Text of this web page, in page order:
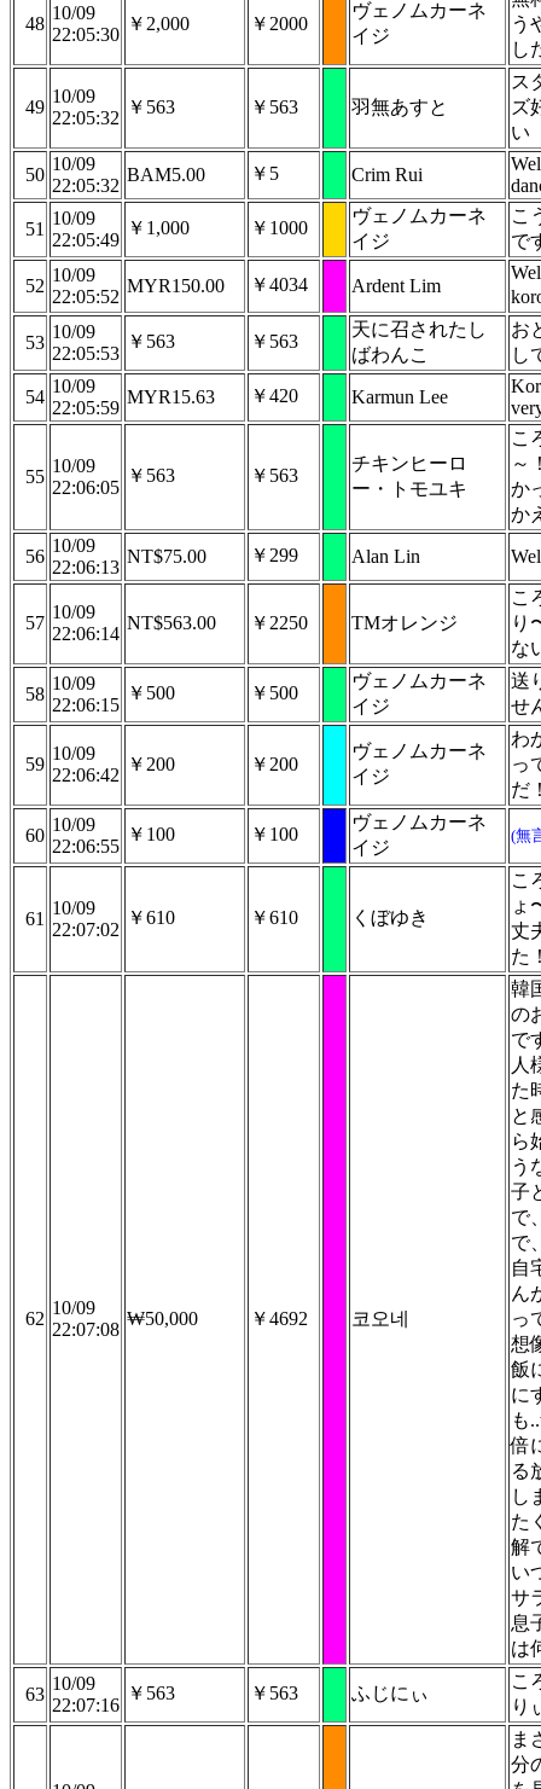
48
10/09
22:05:30
￥2,000 ￥2000
ヴェノムカーネ
イジ
う
し
49
10/09
22:05:32
￥563 ￥563 羽無あすと
ス
ズ
い
50
10/09
22:05:32
BAM5.00 ￥5 Crim Rui
51
10/09
22:05:49
￥1,000 ￥1000
ヴェノムカーネ
イジ
こ
で
52
10/09
22:05:52
MYR150.00 ￥4034 Ardent Lim
53
10/09
22:05:53
￥563 ￥563
天に召されたし
ばわんこ
お
し
54
10/09
22:05:59
MYR15.63 ￥420 Karmun Lee
55
10/09
22:06:05
￥563 ￥563
チキンヒーロ
ー・トモユキ
こ
～
か
か
56
10/09
22:06:13
NT$75.00 ￥299 Alan Lin
57
10/09
22:06:14
NT$563.00 ￥2250 TMオレンジ
こ
り
な
58
10/09
22:06:15
￥500 ￥500
ヴェノムカーネ
イジ
送
せ
59
10/09
22:06:42
￥200 ￥200
ヴェノムカーネ
イジ
わ
っ
だ
60
10/09
22:06:55
￥100 ￥100
ヴェノムカーネ
イジ
(無
61
10/09
22:07:02
￥610 ￥610 くぼゆき
こ
ょ
丈
た
62
10/09
22:07:08
₩50,000 ￥4692 코오네
韓
の
で
人
た
と
ら
う
子
で
で
自
ん
っ
想
飯
に
も
倍
る
し
た
解
い
サ
息
は
63
10/09
22:07:16
￥563 ￥563 ふじにぃ
こ
り
ま
分